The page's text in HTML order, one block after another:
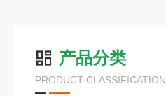
产品分类
PRODUCT CLASSIFICATION